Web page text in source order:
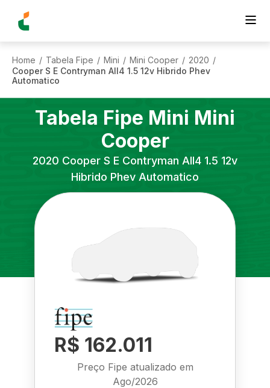
Home / Tabela Fipe / Mini / Mini Cooper / 2020 /
Cooper S E Contryman All4 1.5 12v Hibrido Phev
Automatico
Tabela Fipe Mini Mini
Cooper
2020 Cooper S E Contryman All4 1.5 12v
Hibrido Phev Automatico
R$ 162.011
Preço Fipe atualizado em
Ago/2026